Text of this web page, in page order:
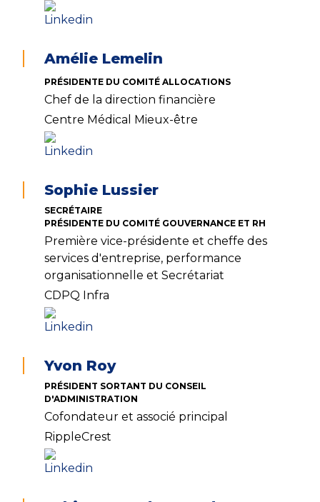
Amélie Lemelin
PRÉSIDENTE DU COMITÉ ALLOCATIONS
Chef de la direction financière
Centre Médical Mieux-être
Sophie Lussier
SECRÉTAIRE
PRÉSIDENTE DU COMITÉ GOUVERNANCE ET RH
Première vice-présidente et cheffe des
services d'entreprise, performance
organisationnelle et Secrétariat
CDPQ Infra
Yvon Roy
PRÉSIDENT SORTANT DU CONSEIL
D'ADMINISTRATION
Cofondateur et associé principal
RippleCrest